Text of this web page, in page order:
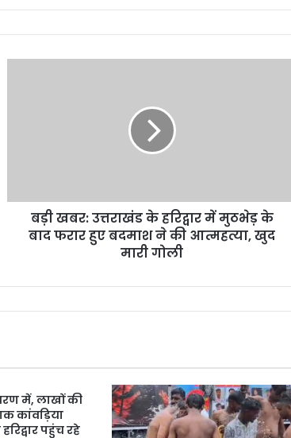
बड़ी खबर: उत्तराखंड के हरिद्वार में मुठभेड़ के
बाद फरार हुए बदमाश ने की आत्महत्या, खुद
मारी गोली
में, लाखों की
कांवड़िया
पहुंच रहे